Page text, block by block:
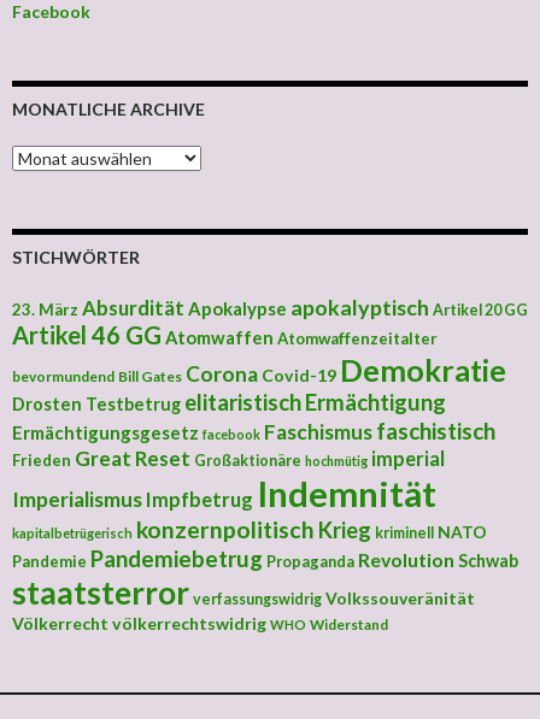
Facebook
MONATLICHE ARCHIVE
MONATLICHE ARCHIVE
STICHWÖRTER
23. März Absurdität Apokalypse apokalyptisch Artikel 20 GG
Artikel 46 GG Atomwaffen Atomwaffenzeitalter
bevormundend Bill Gates Corona Covid-19 Demokratie
Drosten Testbetrug elitaristischErmächtigung
Ermächtigungsgesetz facebook Faschismusfaschistisch
Frieden Great Reset Großaktionäre hochmütig imperial
Imperialismus Impfbetrug Indemnität
kapitalbetrügerisch konzernpolitisch Krieg kriminell
NATO
Pandemie Pandemiebetrug Propaganda Revolution Schwab
staatsterror verfassungswidrig Volkssouveränität
Völkerrecht völkerrechtswidrig WHO Widerstand